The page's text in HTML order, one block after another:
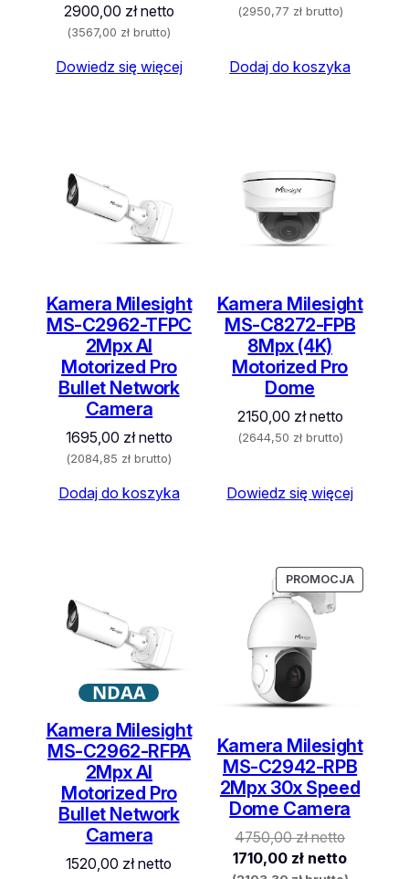
2900,00 złnetto
(3567,00 zł brutto)
Dowiedz się więcej
(2950,77 złbrutto)
Dodaj do koszyka
Kamera Milesight
MS-C2962-TFPC
2Mpx AI
Motorized Pro
Bullet Network
Camera
1695,00 złnetto
(2084,85 zł brutto)
Dodaj do koszyka
Kamera Milesight
MS-C8272-FPB
8Mpx (4K)
Motorized Pro
Dome
2150,00 złnetto
(2644,50 złbrutto)
Dowiedz się więcej
NDAA
Kamera Milesight
MS-C2962-RFPA
2Mpx AI
Motorized Pro
Bullet Network
Camera
1520,00 złnetto
PROMOCJA
W
PROMOCJA
W
Kamera Milesight
MS-C2942-RPB
2Mpx 30x Speed
Dome Camera
4750,00złnetto
1710,00 zł netto